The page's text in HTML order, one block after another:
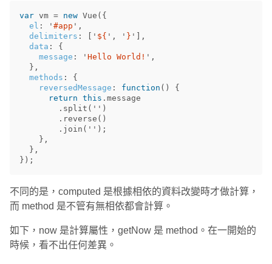
var vm = new Vue ({
el : ' #app ' ,
delimiters : ' ${ ' , ' } '
],
data :
{
message : ' Hello World! ' ,
},
methods :
{
reversedMessage : function ()
{
return this . message
. split ( '' )
. reverse ()
. join ( '' );
},
},
});
不同的是，computed 是根據相依的資料改變時才做計算，
而 method 是不管有無相依都會計算。
如下，now 是計算屬性，getNow 是 method。在一開始的
時候，看不出任何差異。